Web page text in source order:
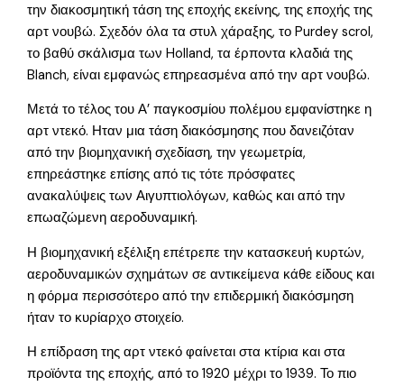
την διακοσμητική τάση της εποχής εκείνης, της εποχής της
αρτ νουβώ. Σχεδόν όλα τα στυλ χάραξης, το Purdey scrol,
το βαθύ σκάλισμα των Holland, τα έρποντα κλαδιά της
Blanch, είναι εμφανώς επηρεασμένα από την αρτ νουβώ.
Μετά το τέλος του Α’ παγκοσμίου πολέμου εμφανίστηκε η
αρτ ντεκό. Ηταν μια τάση διακόσμησης που δανειζόταν
από την βιομηχανική σχεδίαση, την γεωμετρία,
επηρεάστηκε επίσης από τις τότε πρόσφατες
ανακαλύψεις των Αιγυπτιολόγων, καθώς και από την
επωαζώμενη αεροδυναμική.
Η βιομηχανική εξέλιξη επέτρεπε την κατασκευή κυρτών,
αεροδυναμικών σχημάτων σε αντικείμενα κάθε είδους και
η φόρμα περισσότερο από την επιδερμική διακόσμηση
ήταν το κυρίαρχο στοιχείο.
Η επίδραση της αρτ ντεκό φαίνεται στα κτίρια και στα
προϊόντα της εποχής, από το 1920 μέχρι το 1939. Το πιο